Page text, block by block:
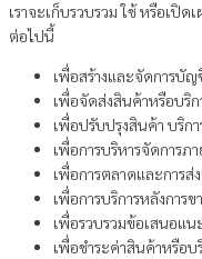
เราจะเก็บรวบรวม ใช้ หรือเ
ต่อไปนี้
เพื่อสร้างและจัดการบัญ
เพื่อจัดส่งสินค้าหรือบริก
เพื่อปรับปรุงสินค้า บริก
เพื่อการบริหารจัดการภ
เพื่อการตลาดและการส่ง
เพื่อการบริการหลังการข
เพื่อรวบรวมข้อเสนอแน
เพื่อชำระค่าสินค้าหรือบ